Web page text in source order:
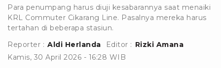
Para penumpang harus diuji kesabarannya saat menaiki
KRL Commuter Cikarang Line. Pasalnya mereka harus
tertahan di beberapa stasiun.
Reporter : Aldi Herlanda Editor : Rizki Amana
Kamis, 30 April 2026 - 16:28 WIB